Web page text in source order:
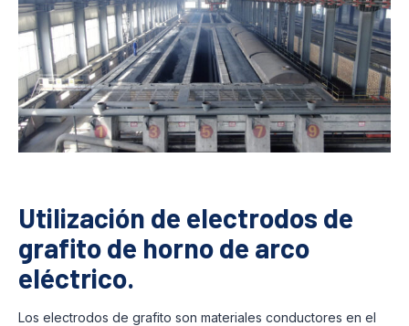
Utilización de electrodos de
grafito de horno de arco
eléctrico.
Los electrodos de grafito son materiales conductores en el